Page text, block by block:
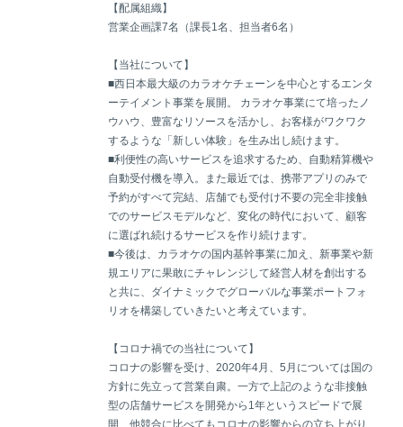
【配属組織】
営業企画課7名（課長1名、担当者6名）
【当社について】
■西日本最大級のカラオケチェーンを中心とするエンタ
ーテイメント事業を展開。 カラオケ事業にて培ったノ
ウハウ、豊富なリソースを活かし、お客様がワクワク
するような「新しい体験」を生み出し続けます。
■利便性の高いサービスを追求するため、自動精算機や
自動受付機を導入。また最近では、携帯アプリのみで
予約がすべて完結、店舗でも受付け不要の完全非接触
でのサービスモデルなど、変化の時代において、顧客
に選ばれ続けるサービスを作り続けます。
■今後は、カラオケの国内基幹事業に加え、新事業や新
規エリアに果敢にチャレンジして経営人材を創出する
と共に、ダイナミックでグローバルな事業ポートフォ
リオを構築していきたいと考えています。
【コロナ禍での当社について】
コロナの影響を受け、2020年4月、5月については国の
方針に先立って営業自粛。一方で上記のような非接触
型の店舗サービスを開発から1年というスピードで展
開、他競合に比べてもコロナの影響からの立ち上がり